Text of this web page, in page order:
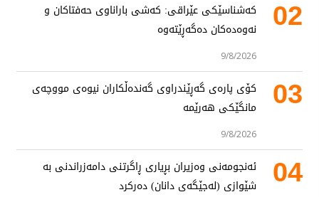
02
کەشناسێکی عێراقی: کەشی باراناوی حەفتاکان و
نەوەدەکان دەگەڕێتەوە
9/8/2026
03
کۆی پارەی گەڕێندراوی گەندەڵکاران نیوەی مووچەی
مانگێکی هەرێمە
9/8/2026
04
ئەنجومەنی وەزیران بڕیاری ڕاگرتنی دامەزراندنی بە
شێوازی (لەجێگەی دانان) دەرکرد